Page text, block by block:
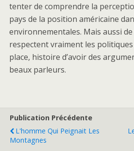
tenter de comprendre la
pays de la position américaine
environnementales. Mais aussi
respectent vraiment les politiques
place, histoire d’avoir des
beaux parleurs.
Publication Précédente
L'homme Qui Peignait Les
Montagnes